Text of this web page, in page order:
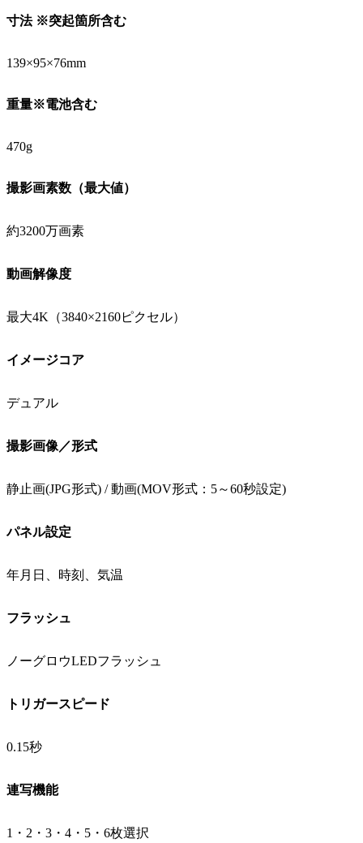
寸法 ※突起箇所含む
139×95×76mm
重量※電池含む
470g
撮影画素数（最大値）
約3200万画素
動画解像度
最大4K（3840×2160ピクセル）
イメージコア
デュアル
撮影画像／形式
静止画(JPG形式) / 動画(MOV形式：5～60秒設定)
パネル設定
年月日、時刻、気温
フラッシュ
ノーグロウLEDフラッシュ
トリガースピード
0.15秒
連写機能
1・2・3・4・5・6枚選択